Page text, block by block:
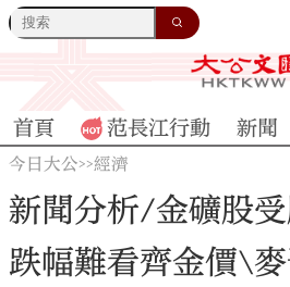
首頁 范長江行動 新聞
今日大公>>經濟
新聞分析/金礦股
跌幅難看齊金價\